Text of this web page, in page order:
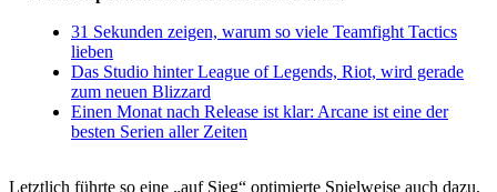
31 Sekunden zeigen, warum so viele Teamfight Tactics
lieben
Das Studio hinter League of Legends, Riot, wird gerade
zum neuen Blizzard
Einen Monat nach Release ist klar: Arcane ist eine der
besten Serien aller Zeiten
Letztlich führte so eine „auf Sieg“ optimierte Spielweise auch dazu,